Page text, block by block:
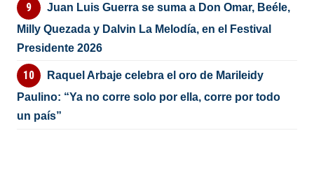
Juan Luis Guerra se suma a Don Omar, Beéle,
Milly Quezada y Dalvin La Melodía, en el Festival
Presidente 2026
Raquel Arbaje celebra el oro de Marileidy
Paulino: “Ya no corre solo por ella, corre por todo
un país”